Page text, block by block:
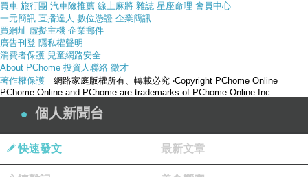
買車 旅行團 汽車險推薦 線上麻將 雜誌 星座命理 會員中心
一元簡訊 直播達人 數位憑證 企業簡訊
買網址 虛擬主機 企業郵件
廣告刊登 隱私權聲明
消費者保護 兒童網路安全
About PChome 投資人聯絡 徵才
著作權保護 ｜網路家庭版權所有、轉載必究 ‧Copyright PChome Online
PChome Online and PChome are trademarks of PChome Online Inc.
個人新聞台
快速發文 最新文章